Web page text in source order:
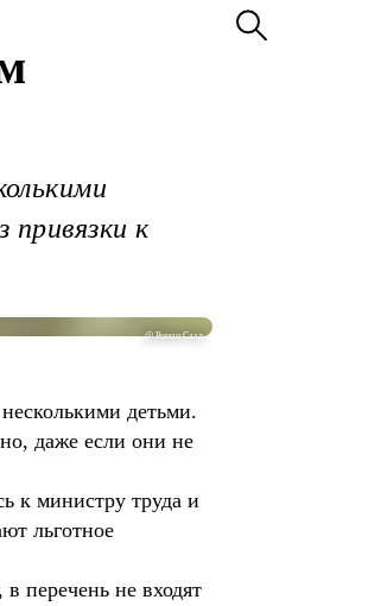
к
@ Роман Саад
детьми.
даже если они не
к министру труда и
льготное
перечень не входят